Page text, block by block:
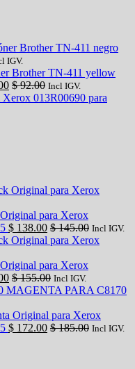
Brother TN-411 negro
IGV.
Brother TN-411 yellow
$92.00 Incl IGV.
013R00690 para
para Xerox
$ 138.00 $145.00 Incl IGV.
para Xerox
$155.00 Incl IGV.
Original para Xerox
$ 172.00 $185.00 Incl IGV.